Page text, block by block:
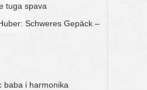
tuga spava
Schweres Gepäck –
baba i harmonika